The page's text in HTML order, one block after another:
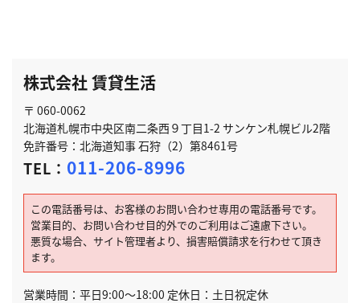
株式会社 賃貸生活
〒 060-0062
北海道札幌市中央区南二条西９丁目1-2 サンケン札幌ビル2階
免許番号：北海道知事 石狩（2）第8461号
TEL： 011-206-8996
この電話番号は、お客様のお問い合わせ専用の電話番号です。
営業目的、お問い合わせ目的外でのご利用はご遠慮下さい。
悪質な場合、サイト管理者より、損害賠償請求を行わせて頂き
ます。
営業時間：平日9:00～18:00 定休日：土日祝定休